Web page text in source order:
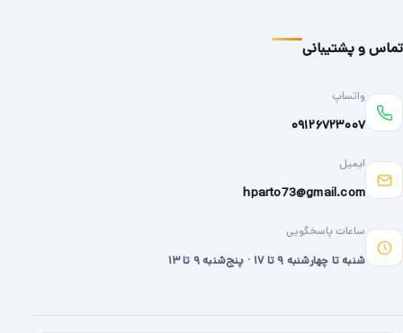
تماس و پشتیبانی
واتساپ
۰۹۱۲۶۷۲۳۰۰۷
ایمیل
hparto73@gmail.com
ساعات پاسخگویی
شنبه تا چهارشنبه ۹ تا ۱۷ · پنج‌شنبه ۹ تا ۱۳